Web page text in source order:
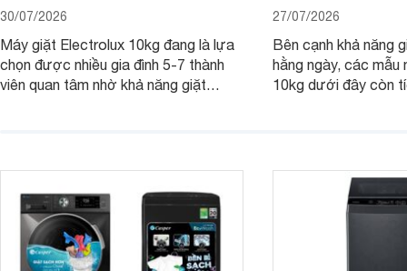
30/07/2026
Máy giặt Electrolux 10kg đang là lựa
chọn được nhiều gia đình 5-7 thành
viên quan tâm nhờ khả năng giặt
27/07/2026
Bên cạnh khả năng
hằng ngày, các mẫu
10kg dưới đây còn